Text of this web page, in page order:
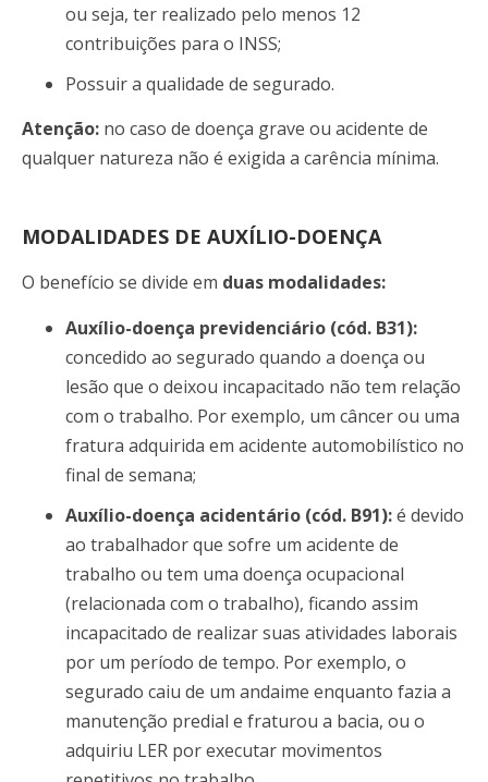
ou seja, ter realizado pelo menos 12
contribuições para o INSS;
Possuir a qualidade de segurado.
Atenção: no caso de doença grave ou acidente de
qualquer natureza não é exigida a carência mínima.
MODALIDADES DE AUXÍLIO-DOENÇA
O benefício se divide em duas modalidades:
Auxílio-doença previdenciário (cód. B31):
concedido ao segurado quando a doença ou
lesão que o deixou incapacitado não tem relação
com o trabalho. Por exemplo, um câncer ou uma
fratura adquirida em acidente automobilístico no
final de semana;
Auxílio-doença acidentário (cód. B91):é devido
ao trabalhador que sofre um acidente de
trabalho ou tem uma doença ocupacional
(relacionada com o trabalho), ficando assim
incapacitado de realizar suas atividades laborais
por um período de tempo. Por exemplo, o
segurado caiu de um andaime enquanto fazia a
manutenção predial e fraturou a bacia, ou o
adquiriu LER por executar movimentos